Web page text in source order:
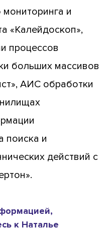
и
«Калейдоскоп»,
процессов
больших массивов
АИС обработки
поиска и
действий с
к Наталье